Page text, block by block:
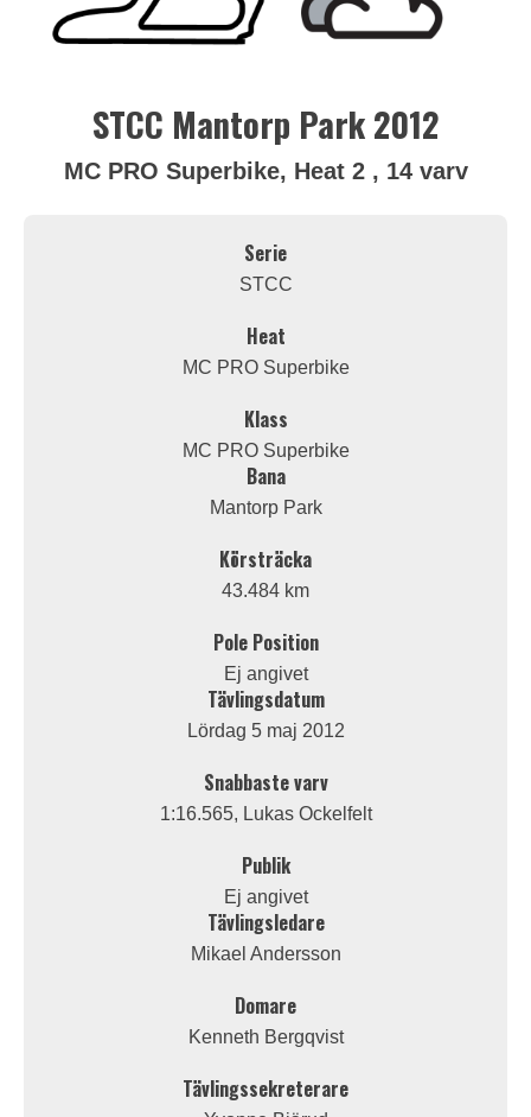
STCC Mantorp Park 2012
MC PRO Superbike, Heat 2 , 14 varv
Serie
STCC
Heat
MC PRO Superbike
Klass
MC PRO Superbike
Bana
Mantorp Park
Körsträcka
43.484 km
Pole Position
Ej angivet
Tävlingsdatum
Lördag 5 maj 2012
Snabbaste varv
1:16.565, Lukas Ockelfelt
Publik
Ej angivet
Tävlingsledare
Mikael Andersson
Domare
Kenneth Bergqvist
Tävlingssekreterare